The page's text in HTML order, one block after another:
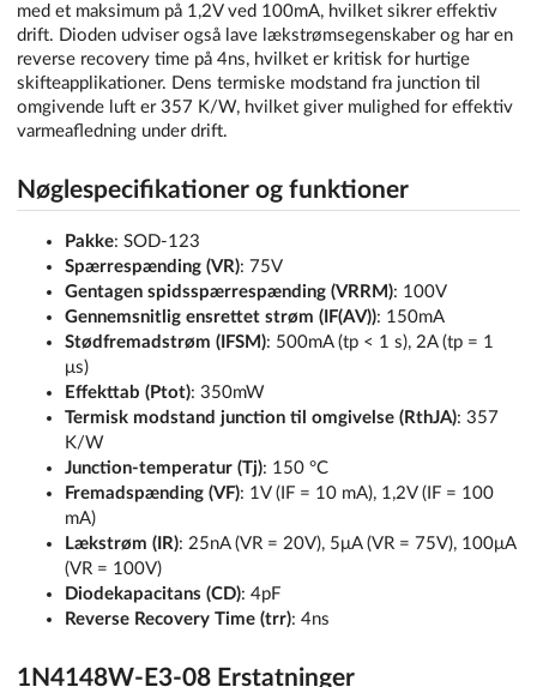
med et maksimum på 1,2V ved 100mA, hvilket sikrer effektiv
drift. Dioden udviser også lave lækstrømsegenskaber og har en
reverse recovery time på 4ns, hvilket er kritisk for hurtige
skifteapplikationer. Dens termiske modstand fra junction til
omgivende luft er 357 K/W, hvilket giver mulighed for effektiv
varmeafledning under drift.
Nøglespecifikationer og funktioner
Pakke: SOD-123
Spærrespænding (VR): 75V
Gentagen spidsspærrespænding (VRRM): 100V
Gennemsnitlig ensrettet strøm (IF(AV)): 150mA
Stødfremadstrøm (IFSM): 500mA (tp < 1 s), 2A (tp = 1
μs)
Effekttab (Ptot): 350mW
Termisk modstand junction til omgivelse (RthJA): 357
K/W
Junction-temperatur (Tj): 150 °C
Fremadspænding (VF): 1V (IF = 10 mA), 1,2V (IF = 100
mA)
Lækstrøm (IR): 25nA (VR = 20V), 5μA (VR = 75V), 100μA
(VR = 100V)
Diodekapacitans (CD): 4pF
Reverse Recovery Time (trr): 4ns
1N4148W-E3-08 Erstatninger